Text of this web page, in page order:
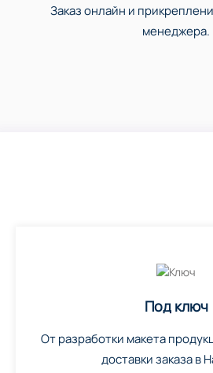
Заказ онлайн и
менеджера.
Под ключ
От разработки макета
доставки заказа в